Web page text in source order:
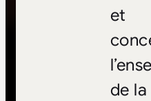
et
de la